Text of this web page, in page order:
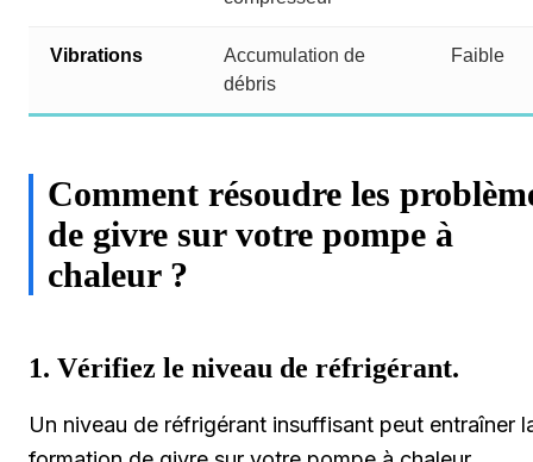
Vibrations
Accumulation de
débris
Faible
Comment résoudre les
de givre sur votre pompe à
chaleur ?
1. Vérifiez le niveau de réfrigérant.
Un niveau de réfrigérant insuffisant peut entraîner